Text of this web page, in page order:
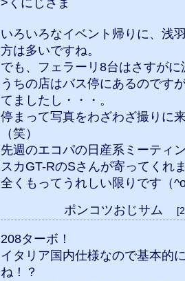
>くにじさま
いろいろなイベント帰りに、浅
方は多いですね。
でも、フェラーリ8台はさすがに
うちの店はバス停にあるのです
てましたし・・・。
停まって写真をわざわざ撮りに
（笑）
先週のエコパの日産系ミーティ
スカGT-RのSさんが寄ってくれ
全くもってうれしい限りです（
ポンコツおじサム
208ターボ！
イタリア国内仕様なので基本的
ね！？